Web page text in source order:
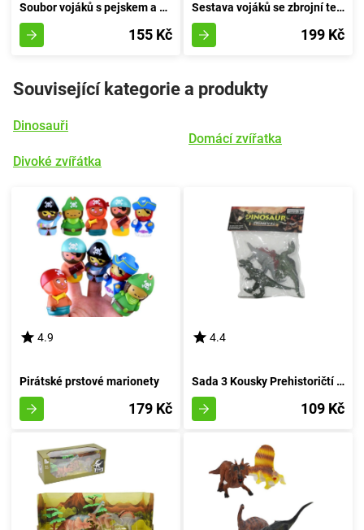
Soubor vojáků s pejskem a příslušenstvím
155 Kč
Sestava vojáků se zbrojní technikou + puška na šipky
199 Kč
Související kategorie a produkty
Dinosauři
Divoké zvířátka
Domácí zvířatka
4.9
Pirátské prstové marionety
179 Kč
4.4
Sada 3 Kousky Prehistoričtí Jurská Bestie
109 Kč